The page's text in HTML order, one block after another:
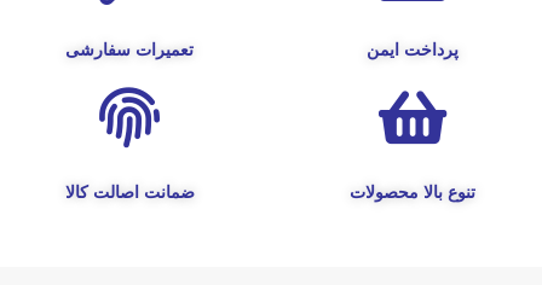
پرداخت ایمن تعمیرات سفارشی
تنوع بالا محصولات ضمانت اصالت کالا